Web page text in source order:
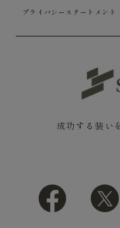
安心の返品・交換
プライバシーステートメント
成功する装